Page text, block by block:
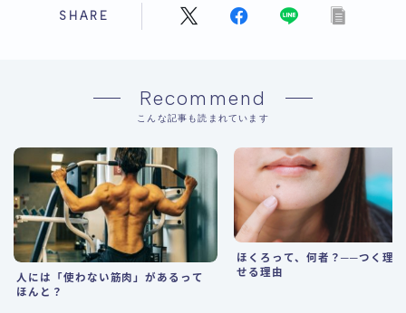
SHARE
Recommend
こんな記事も読まれています
人には「使わない筋肉」があるって
ほんと？
ほくろって、何者？──つく理
せる理由